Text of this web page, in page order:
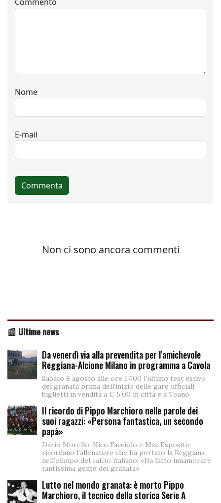
📰 Ultime news
Da venerdì via alla prevendita per l'amichevole
Reggiana-Alcione Milano in programma a Cavola
Sabato 8 agosto alle ore 17:00 l'ultimo test estivo
dei granata prima dell'inizio delle gare ufficiali:
biglietti in vendita a € 5,00 in città e a Toano
Il ricordo di Pippo Marchioro nelle parole dei
suoi ragazzi: «Persona fantastica, un secondo
papà»
Dario Morello, Nico Facciolo e Max Esposito
ricordano l’allenatore che ha portato la Reggiana
nell’olimpo del calcio italiano: «Ha fatto innamorare
tantissima gente dei granata»
Lutto nel mondo granata: è morto Pippo
Marchioro, il tecnico della storica Serie A